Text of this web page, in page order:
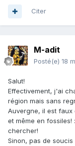
Citer
M-adit
Posté(e) 18
Salut!
Effectivement, j'ai
région mais sans
Auvergne, il est faux
et même en fossiles!
chercher!
Sinon, pas de